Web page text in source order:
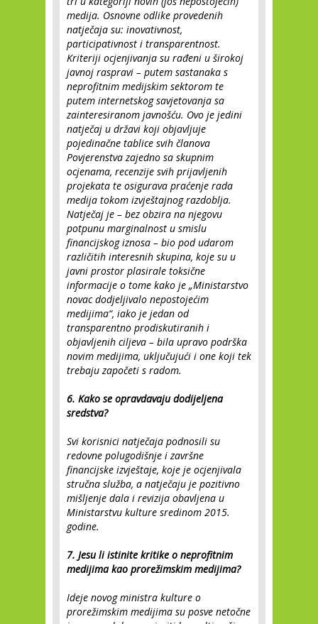
medija. Osnovne odlike provedenih
natječaja su: inovativnost,
participativnost i transparentnost.
Kriteriji ocjenjivanja su rađeni u širokoj
javnoj raspravi – putem sastanaka s
neprofitnim medijskim sektorom te
putem internetskog savjetovanja sa
zainteresiranom javnošću. Ovo je jedini
natječaj u državi koji objavljuje
pojedinačne tablice svih članova
Povjerenstva zajedno sa skupnim
ocjenama, recenzije svih prijavljenih
projekata te osigurava praćenje rada
medija tokom izvještajnog razdoblja.
Natječaj je – bez obzira na njegovu
potpunu marginalnost u smislu
financijskog iznosa – bio pod udarom
različitih interesnih skupina, koje su u
javni prostor plasirale toksične
informacije o tome kako je „Ministarstvo
novac dodjeljivalo nepostojećim
medijima“, iako je jedan od
transparentno prodiskutiranih i
objavljenih ciljeva – bila upravo podrška
novim medijima, uključujući i one koji tek
trebaju započeti s radom.
6. Kako se opravdavaju dodijeljena
sredstva?
Svi korisnici natječaja podnosili su
redovne polugodišnje i završne
financijske izvještaje, koje je ocjenjivala
stručna služba, a natječaju je pozitivno
mišljenje dala i revizija obavljena u
Ministarstvu kulture sredinom 2015.
godine.
7. Jesu li istinite kritike o neprofitnim
medijima kao prorežimskim medijima?
Ideje novog ministra kulture o
prorežimskim medijima su posve netočne